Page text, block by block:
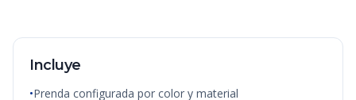
Incluye
•Prenda configurada por color y material